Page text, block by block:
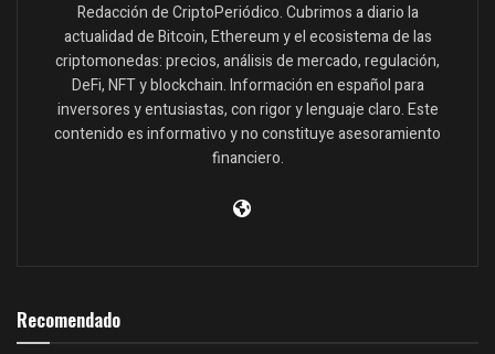
Redacción de CriptoPeriódico. Cubrimos a diario la
actualidad de Bitcoin, Ethereum y el ecosistema de las
criptomonedas: precios, análisis de mercado, regulación,
DeFi, NFT y blockchain. Información en español para
inversores y entusiastas, con rigor y lenguaje claro. Este
contenido es informativo y no constituye asesoramiento
financiero.
Recomendado